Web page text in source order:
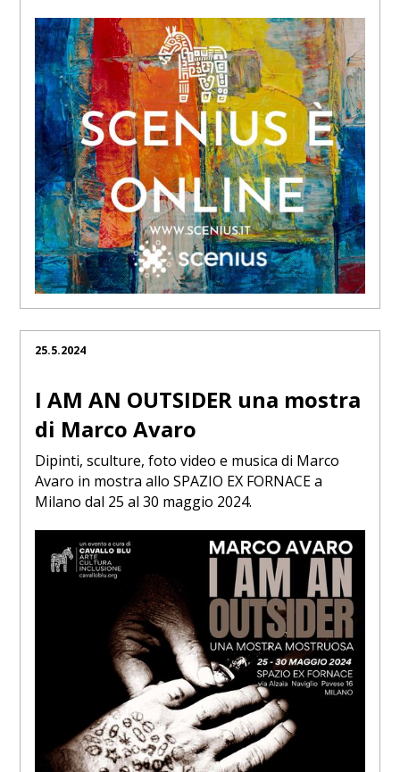
25.5.2024
I AM AN OUTSIDER una mostra
di Marco Avaro
Dipinti, sculture, foto video e musica di Marco
Avaro in mostra allo SPAZIO EX FORNACE a
Milano dal 25 al 30 maggio 2024.